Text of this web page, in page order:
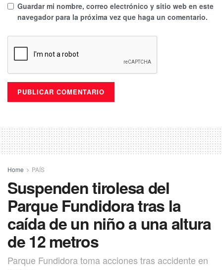
Guardar mi nombre, correo electrónico y sitio web en este
navegador para la próxima vez que haga un comentario.
Home PAÍS
Suspenden tirolesa del
Parque Fundidora tras la
caída de un niño a una altura
de 12 metros
Parque Fundidora toma acciones tras accidente en